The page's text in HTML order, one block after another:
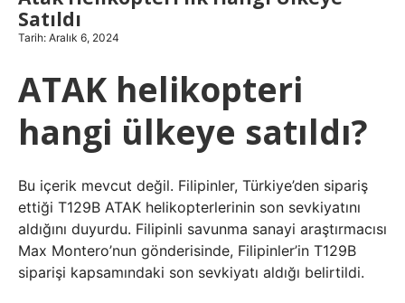
Hakkımızda
Satıldı
Tarih: Aralık 6, 2024
ATAK helikopteri
hangi ülkeye satıldı?
Bu içerik mevcut değil. Filipinler, Türkiye’den sipariş
ettiği T129B ATAK helikopterlerinin son sevkiyatını
aldığını duyurdu. Filipinli savunma sanayi araştırmacısı
Max Montero’nun gönderisinde, Filipinler’in T129B
siparişi kapsamındaki son sevkiyatı aldığı belirtildi.